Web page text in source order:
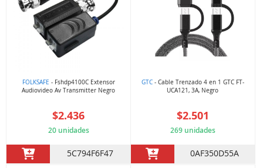
FOLKSAFE - Fshdp4100C Extensor
Audiovideo Av Transmitter Negro
$2.436
20 unidades
5C794F6F47
GTC- Cable Trenzado 4 en 1 GTC FT-
UCA121, 3A, Negro
$2.501
269 unidades
0AF350D55A